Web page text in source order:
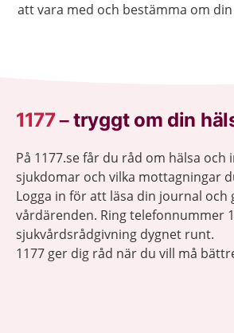
att vara med och bestämma om
1177–tryggt om din
På 1177.se får du råd om hälsa
sjukdomar och vilka mottagningar
Logga in för att läsa din journal och
vårdärenden. Ring telefonnummer
sjukvårdsrådgivning dygnet runt.
1177 ger dig råd när du vill må